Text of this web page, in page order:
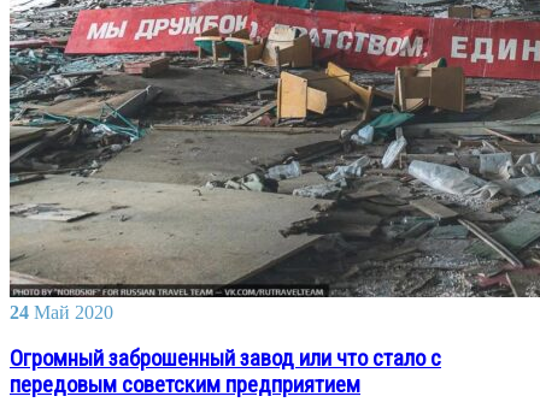
24 Май 2020
Огромный заброшенный завод или что стало с
передовым советским предприятием